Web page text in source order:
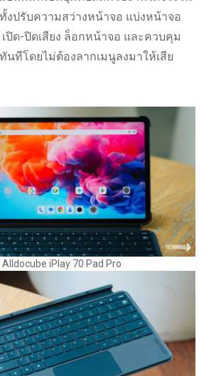
งปรับความสว่างหน้าจอ แบ่งหน้าจอ
ปิด-ปิดเสียง ล็อกหน้าจอ และควบคุม
นทีโดยไม่ต้องลากเมนูลงมาให้เสีย
Alldocube iPlay 70 Pad Pro